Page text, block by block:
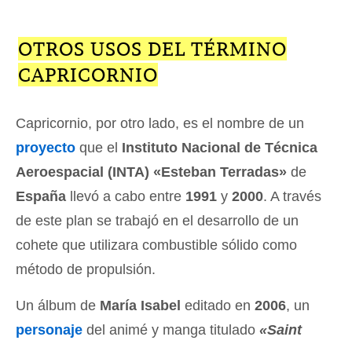
OTROS USOS DEL TÉRMINO
CAPRICORNIO
Capricornio, por otro lado, es el nombre de un
proyecto que el Instituto Nacional de Técnica
Aeroespacial (INTA) «Esteban Terradas» de
España llevó a cabo entre 1991 y 2000. A través
de este plan se trabajó en el desarrollo de un
cohete que utilizara combustible sólido como
método de propulsión.
Un álbum de María Isabel editado en 2006, un
personaje del animé y manga titulado «Saint